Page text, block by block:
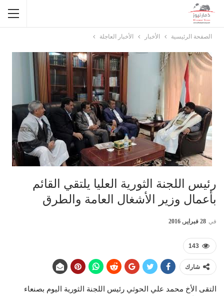
الصفحة الرئيسية الأخبار الأخبار العاجلة
رئيس اللجنة الثورية العليا يلتقي القائم
بأعمال وزير الأشغال العامة والطرق
في 28 فبراير, 2016
143
شارك
التقى الأخ محمد علي الحوثي رئيس اللجنة الثورية اليوم بصنعاء